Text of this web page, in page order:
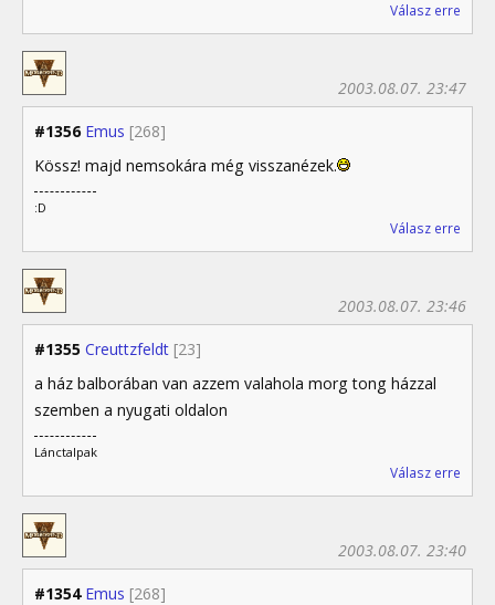
Válasz erre
#1356 Emus [268]
2003.08.07. 23:47
Kössz! majd nemsokára még visszanézek.
:D
Válasz erre
#1355 Creuttzfeldt [23]
2003.08.07. 23:46
a ház balborában van azzem valahola morg tong házzal
szemben a nyugati oldalon
Lánctalpak
Válasz erre
#1354 Emus [268]
2003.08.07. 23:40